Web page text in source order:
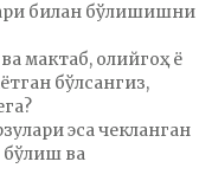
билан бўлишишни
мактаб, олийгоҳ ё
бўлсангиз,
эса чекланган
бўлиш ва